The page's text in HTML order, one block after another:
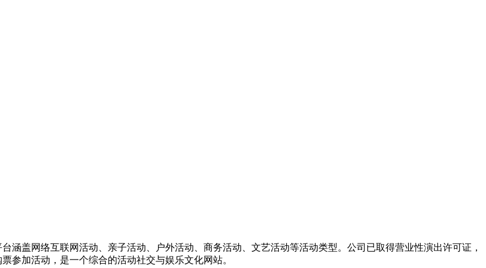
涵盖网络互联网活动、亲子活动、户外活动、商务活动、文艺活动等活动类型。公司已取得营业性演出许可证，
参加活动，是一个综合的活动社交与娱乐文化网站。